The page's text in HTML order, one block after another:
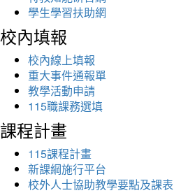
學生學習扶助網
校內填報
校內線上填報
重大事件通報單
教學活動申請
115職課務選填
課程計畫
115課程計畫
新課綱施行平台
校外人士協助教學要點及課表